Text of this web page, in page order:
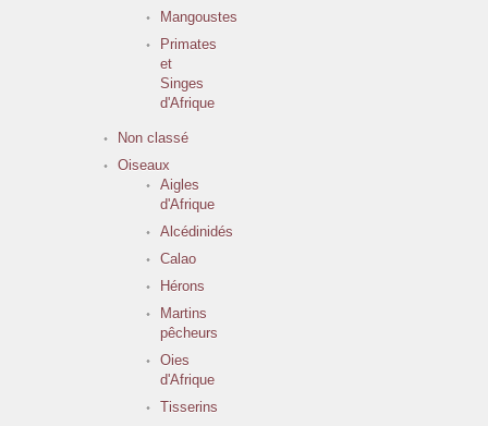
Mangoustes
Primates
et
Singes
d'Afrique
Non classé
Oiseaux
Aigles
d'Afrique
Alcédinidés
Calao
Hérons
Martins
pêcheurs
Oies
d'Afrique
Tisserins